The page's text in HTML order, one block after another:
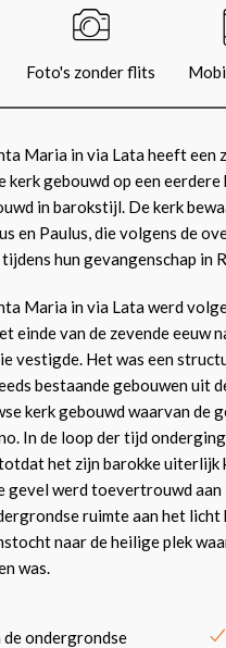
Foto's zonder flits
Maria in via Lata heeft
kerk gebouwd op een
in barokstijl. De kerk
en Paulus, die volgens de
hun gevangenschap in
Maria in via Lata werd
einde van de zevende eeuw
vestigde. Het was een
bestaande gebouwen uit
kerk gebouwd waarvan de
In de loop der tijd
het zijn barokke uiterlijk
gevel werd toevertrouwd
ruimte aan het licht
naar de heilige plek
was.
de ondergrondse